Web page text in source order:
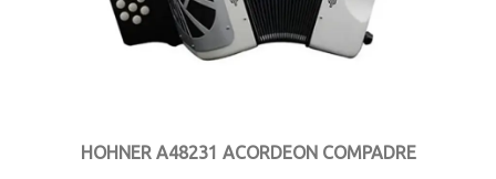
HOHNER A48231 ACORDEON COMPADRE